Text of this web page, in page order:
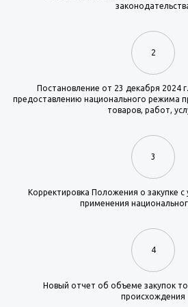
2
Постановление от 23 декабря 2024
предоставлению национального режима
товаров, работ,
3
Корректировка Положения о закупке
применения
4
Новый отчет об объеме закупок
происхождения